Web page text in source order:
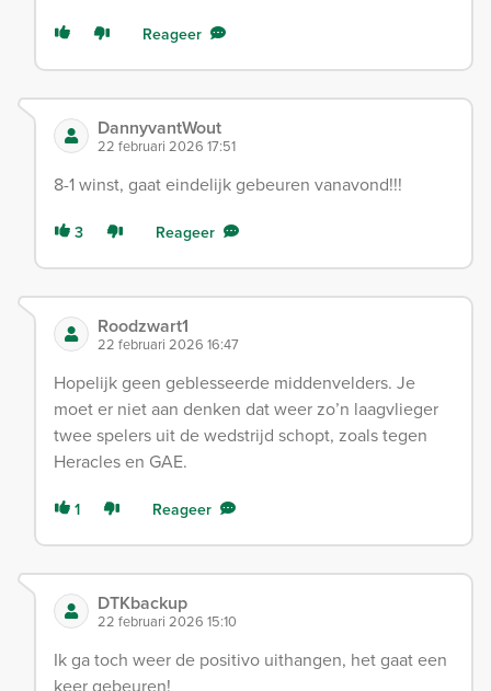
Reageer
DannyvantWout
22 februari 2026 17:51
8-1 winst, gaat eindelijk gebeuren vanavond!!!
3 Reageer
Roodzwart1
22 februari 2026 16:47
Hopelijk geen geblesseerde middenvelders. Je
moet er niet aan denken dat weer zo’n laagvlieger
twee spelers uit de wedstrijd schopt, zoals tegen
Heracles en GAE.
1 Reageer
DTKbackup
22 februari 2026 15:10
Ik ga toch weer de positivo uithangen, het gaat een